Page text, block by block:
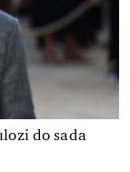
do sada